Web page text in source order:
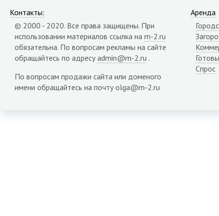
Контакты:
© 2000 - 2020. Все права защищены. При
использовании материалов ссылка на m-2.ru
обязательна. По вопросам рекламы на сайте
обращайтесь по адресу admin@m-2.ru .
По вопросам продажи сайта или доменого
имени обращайтесь на почту olga@m-2.ru
Аренда
Спрос